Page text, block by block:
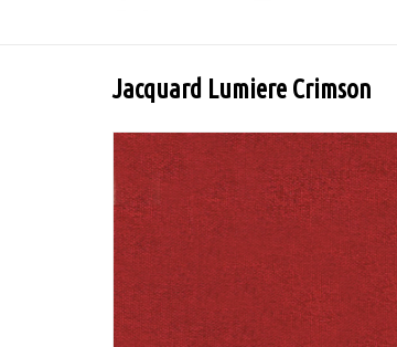
Jacquard Lumiere Crimson